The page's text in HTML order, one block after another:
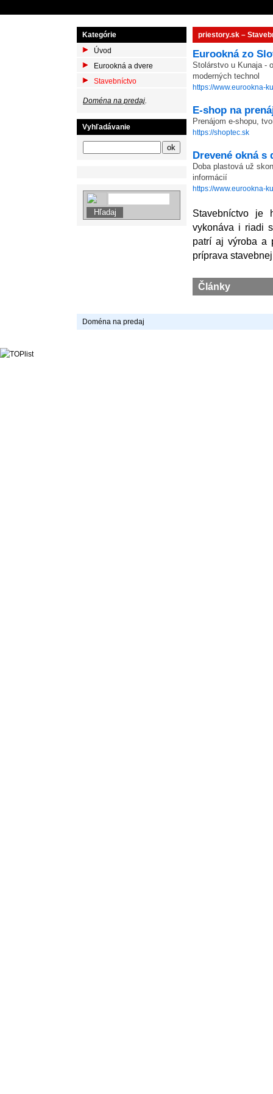
Kategórie
Úvod
Eurookná a dvere
Stavebníctvo
Doména na predaj.
Vyhľadávanie
priestory.sk –
Eurookná zo
Stolárstvo u Kunaja -
moderných technol
https://www.eurookna-
E-shop na
Prenájom e-shopu,
https://shoptec.sk
Drevené okná
Doba plastová už
informácií
https://www.eurookna-
Stavebníctvo je
vykonáva i riadi
patrí aj výroba a
príprava
Články
Doména na predaj